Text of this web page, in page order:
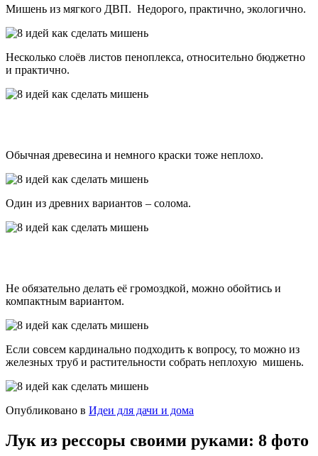
Мишень из мягкого ДВП. Недорого, практично, экологично.
Несколько слоёв листов пеноплекса, относительно бюджетно
и практично.
Обычная древесина и немного краски тоже неплохо.
Один из древних вариантов – солома.
Не обязательно делать её громоздкой, можно обойтись и
компактным вариантом.
Если совсем кардинально подходить к вопросу, то можно из
железных труб и растительности собрать неплохую мишень.
Опубликовано в Идеи для дачи и дома
Лук из рессоры своими руками: 8 фото